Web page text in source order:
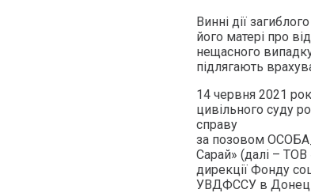
Винні дії
його матері про
нещасного
підлягають
14 червня 2021
цивільного суду
справу
за позовом
Сарай» (далі – ТОВ
дирекції Фонду
УВДФССУ в